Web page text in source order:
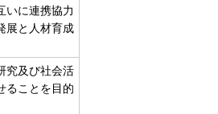
いに連携協力
展と人材育成
究及び社会活
ることを目的